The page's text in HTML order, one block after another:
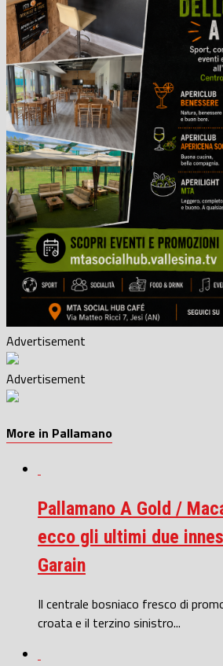
Advertisement
Advertisement
More in Pallamano
Pallamano A Gold /
ecco gli ultimi due
Garain
Il centrale bosniaco fresco di
croata e il terzino sinistro...